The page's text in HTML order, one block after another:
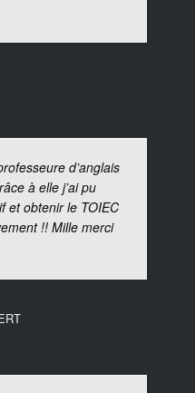
d’anglais
à elle j’ai pu
et obtenir le TOIEC
!! Mille merci